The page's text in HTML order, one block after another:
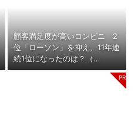
顧客満足度が高いコンビニ 2
位「ローソン」を抑え、11年連
続1位になったのは？（...